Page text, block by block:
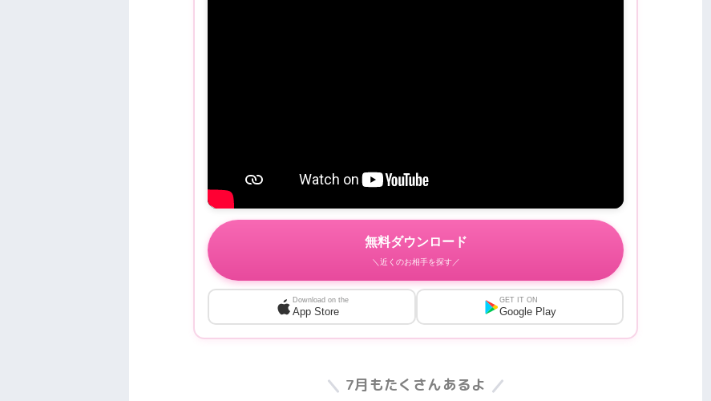
無料ダウンロード
＼近くのお相手を探す／
Download on the
App Store
GET IT ON
Google Play
7月もたくさんあるよ